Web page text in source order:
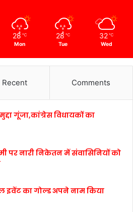
28 ℃
Mon
28 ℃
Tue
32 ℃
Wed
Recent Comments
गूंजा,कांग्रेस विधायकों का
पर नारी निकेतन में संवासिनियों को
इवेंट का गोल्ड अपने नाम किया